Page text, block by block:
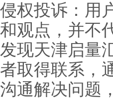
侵权投诉：用
和观点，并不
发现天津启量
者取得联系，
沟通解决问题